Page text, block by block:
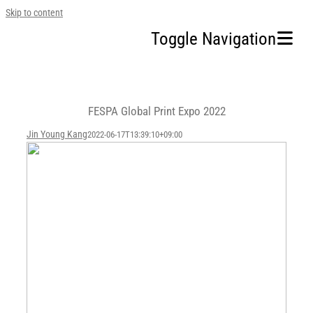
Skip to content
Toggle Navigation
회사소개
FESPA Global Print Expo 2022
Jin Young Kang2022-06-17T13:39:10+09:00